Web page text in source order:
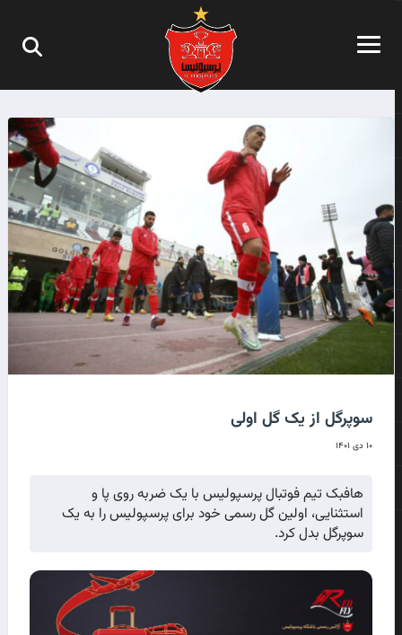
سوپرگل از یک گل اولی
۱۰ دی ۱۴۰۱
هافبک تیم فوتبال پرسپولیس با یک ضربه روی پا و
استثنایی، اولین گل رسمی خود برای پرسپولیس را به یک
سوپرگل بدل کرد.